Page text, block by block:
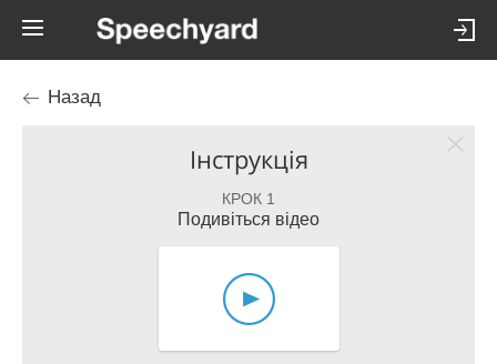
Назад
Інструкція
КРОК 1
Подивіться відео